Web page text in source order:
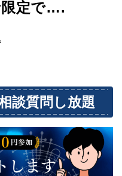
限定で….
談質問し放題